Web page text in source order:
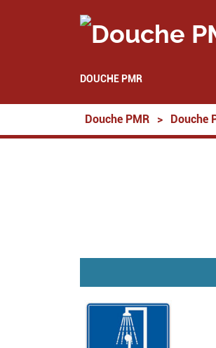
DOUCHE PMR
Douche PMR > Douche